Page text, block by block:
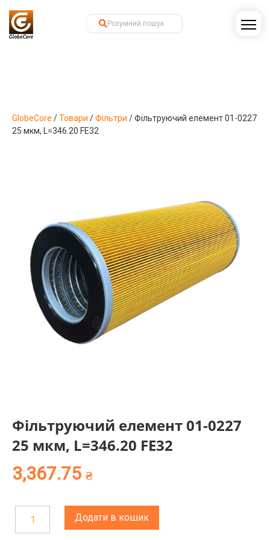
GlobeCore /Товари /Фільтри /Фільтруючий елемент 01-0227
25 мкм, L=346.20 FE32
Фільтруючий елемент 01-0227
25 мкм, L=346.20 FE32
3,367.75 ₴
Фільтруючий
Додати в кошик